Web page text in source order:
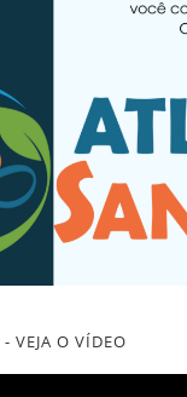
VEJA O VÍDEO